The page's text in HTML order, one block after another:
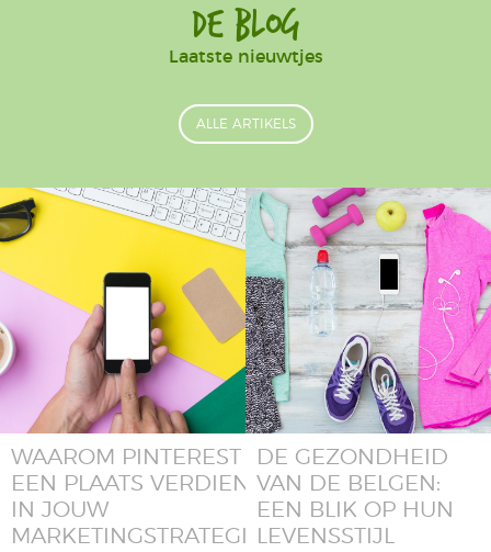
WAAROM PINTEREST
EEN PLAATS VERDIENT
IN JOUW
MARKETINGSTRATEGIE
DE GEZONDHEID
VAN DE BELGEN:
EEN BLIK OP HUN
LEVENSSTIJL
De Blog
Laatste nieuwtjes
ALLE ARTIKELS